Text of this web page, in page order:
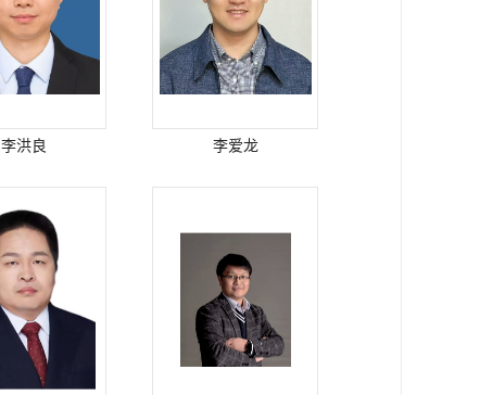
李洪良 李爱龙